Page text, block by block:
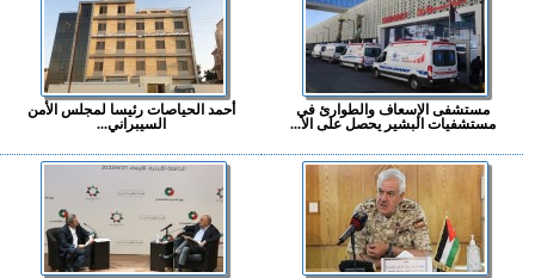
مستشفى الإسعاف والطوارئ في
مستشفيات البشير يحصل على الا...
أحمد الحياصات رئيسا لمجلس الأمن
السيبراني...